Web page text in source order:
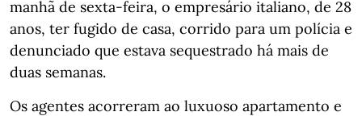
manhã de sexta-feira, o empresário italiano, de 28
anos, ter fugido de casa, corrido para um polícia e
denunciado que estava sequestrado há mais de
duas semanas.
Os agentes acorreram ao luxuoso apartamento e